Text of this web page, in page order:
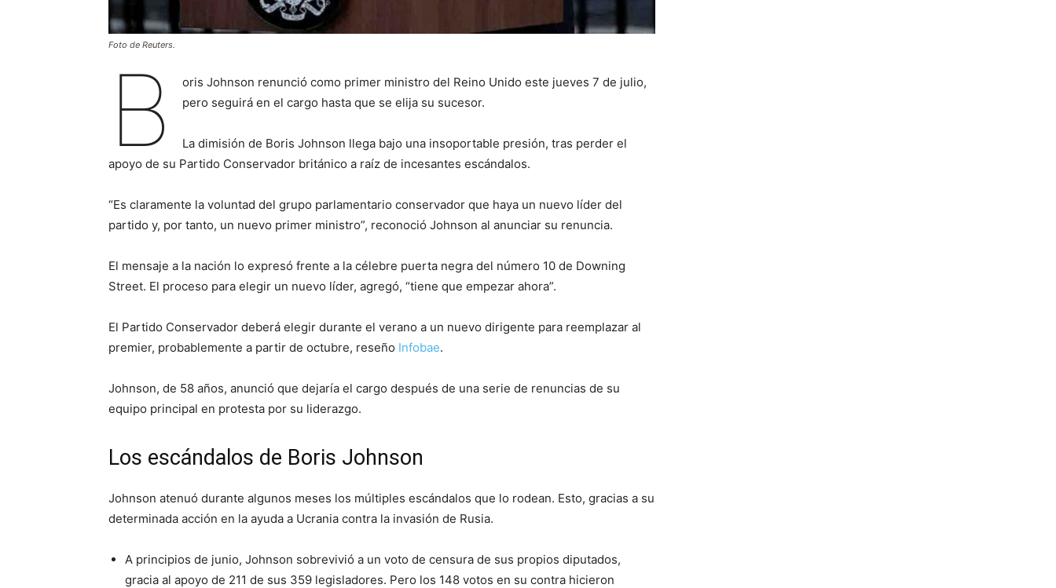
Foto de Reuters.
B
oris Johnson renunció como primer ministro del Reino Unido este jueves 7 de julio,
pero seguirá en el cargo hasta que se elija su sucesor.
La dimisión de Boris Johnson llega bajo una insoportable presión, tras perder el
apoyo de su Partido Conservador británico a raíz de incesantes escándalos.
“Es claramente la voluntad del grupo parlamentario conservador que haya un nuevo líder del
partido y, por tanto, un nuevo primer ministro”, reconoció Johnson al anunciar su renuncia.
El mensaje a la nación lo expresó frente a la célebre puerta negra del número 10 de Downing
Street. El proceso para elegir un nuevo líder, agregó, “tiene que empezar ahora”.
El Partido Conservador deberá elegir durante el verano a un nuevo dirigente para reemplazar al
premier, probablemente a partir de octubre, reseño Infobae.
Johnson, de 58 años, anunció que dejaría el cargo después de una serie de renuncias de su
equipo principal en protesta por su liderazgo.
Los escándalos de Boris Johnson
Johnson atenuó durante algunos meses los múltiples escándalos que lo rodean. Esto, gracias a su
determinada acción en la ayuda a Ucrania contra la invasión de Rusia.
A principios de junio, Johnson sobrevivió a un voto de censura de sus propios diputados,
gracia al apoyo de 211 de sus 359 legisladores. Pero los 148 votos en su contra hicieron